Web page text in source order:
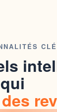
qui